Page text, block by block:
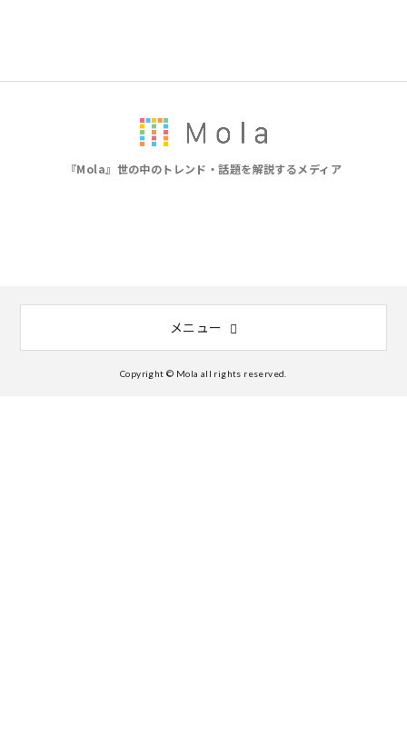
『Mola』世の中のトレンド・話題を解説するメディア
メニュー
Copyright © Mola all rights reserved.